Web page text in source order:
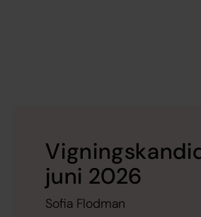
juni 2026
Sofia Flodman